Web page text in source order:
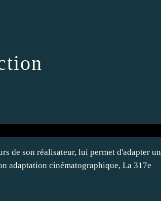
de son réalisateur, lui permet d'adapter un
adaptation cinématographique, La 317e